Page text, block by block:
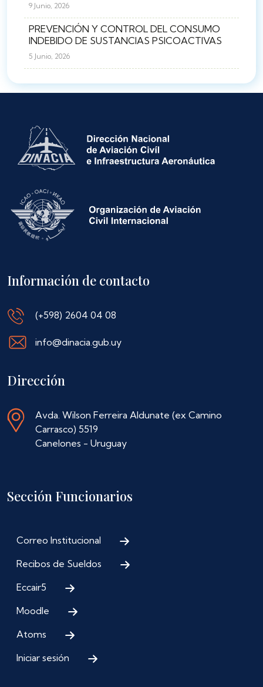
9 Junio, 2026
PREVENCIÓN Y CONTROL DEL CONSUMO
INDEBIDO DE SUSTANCIAS PSICOACTIVAS
5 Junio, 2026
Información de contacto
(+598) 2604 04 08
info@dinacia.gub.uy
Dirección
Avda. Wilson Ferreira Aldunate (ex Camino
Carrasco) 5519
Canelones - Uruguay
Sección Funcionarios
Correo Institucional
Recibos de Sueldos
Eccair5
Moodle
Atoms
Iniciar sesión